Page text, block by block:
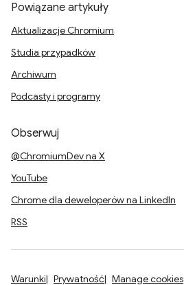
Powiązane artykuły
Aktualizacje Chromium
Studia przypadków
Archiwum
Podcasty i programy
Obserwuj
@ChromiumDev na X
YouTube
Chrome dla deweloperów na LinkedIn
RSS
Warunki Prywatność Manage cookies